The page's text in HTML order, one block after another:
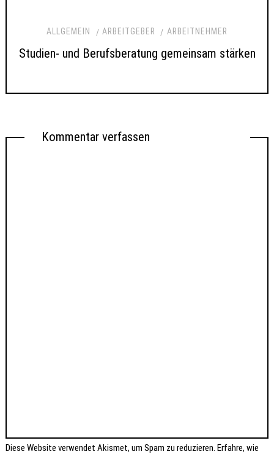
ALLGEMEIN ARBEITGEBER ARBEITNEHMER
Studien- und Berufsberatung gemeinsam stärken
Kommentar verfassen
Diese Website verwendet Akismet, um Spam zu reduzieren.Erfahre, wie